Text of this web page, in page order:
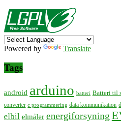
Powered by Translate
Tags
android arduino batteri Batteri til
converter c programmering data kommunikation
elbil elmåler energiforsyning